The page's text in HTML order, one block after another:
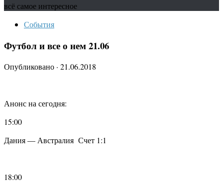
всё самое интересное
События
Футбол и все о нем 21.06
Опубликовано · 21.06.2018
Анонс на сегодня:
15:00
Дания — Австралия Счет 1:1
18:00